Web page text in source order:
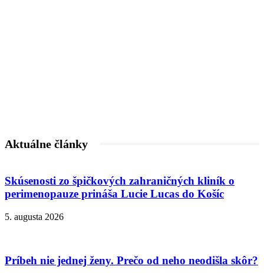
Aktuálne články
Skúsenosti zo špičkových zahraničných kliník o
perimenopauze prináša Lucie Lucas do Košíc
5. augusta 2026
Príbeh nie jednej ženy. Prečo od neho neodišla skôr?